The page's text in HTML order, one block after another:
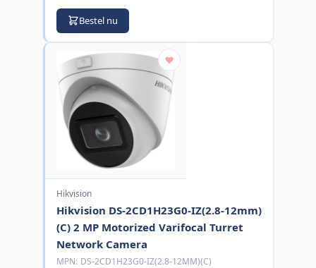
Bestel nu
Hikvision
Hikvision DS-2CD1H23G0-IZ(2.8-12mm)
(C) 2 MP Motorized Varifocal Turret
Network Camera
MPN: DS-2CD1H23G0-IZ(2.8-12MM)(C)